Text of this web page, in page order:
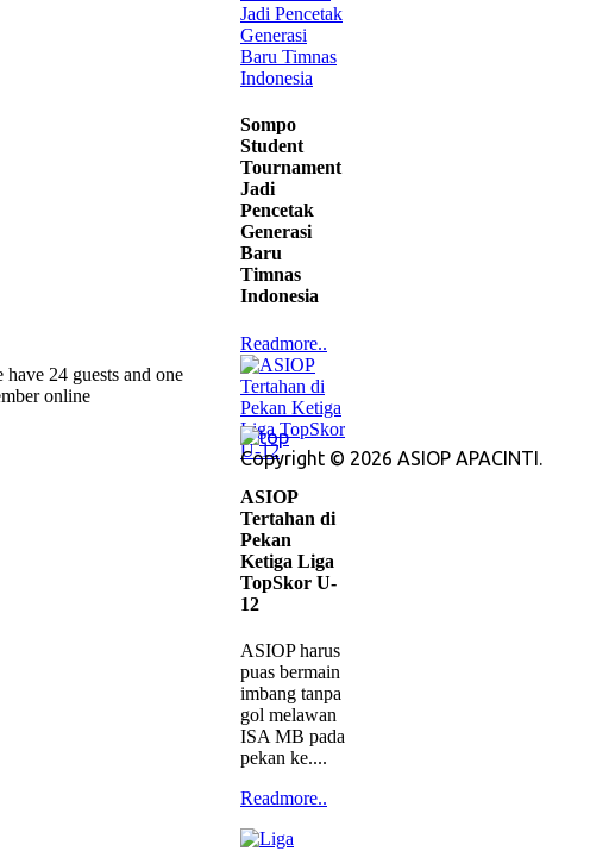
Sompo
Student
Tournament
Jadi
Pencetak
Generasi
Baru
Timnas
Indonesia
Readmore..
ASIOP
Tertahan di
Pekan
Ketiga Liga
TopSkor U-
12
ASIOP harus
puas bermain
imbang tanpa
gol melawan
ISA MB pada
pekan ke....
Readmore..
have 24 guests and one
online
Copyright © 2026 ASIOP APACINTI.